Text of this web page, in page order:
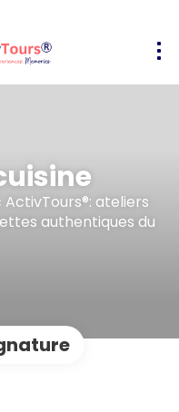
ateliers
authentiques du